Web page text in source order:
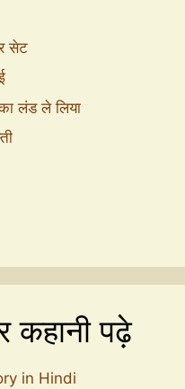
सेट
लंड ले लिया
कहानी पढ़े
in Hindi